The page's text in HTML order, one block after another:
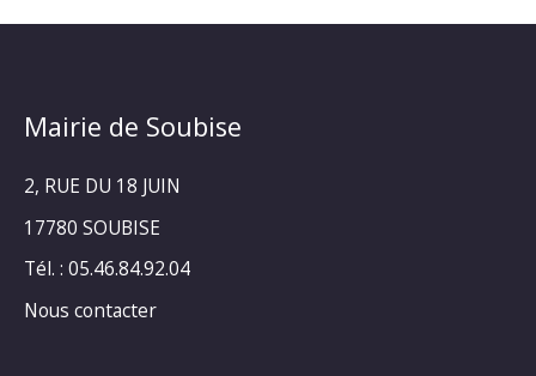
Mairie de Soubise
2, RUE DU 18 JUIN
17780 SOUBISE
Tél. : 05.46.84.92.04
Nous contacter